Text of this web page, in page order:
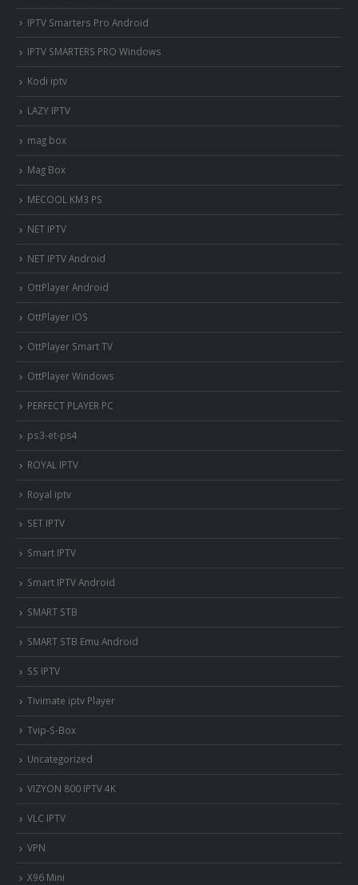
IPTV Smarters Pro Android
IPTV SMARTERS PRO Windows
Kodi iptv
LAZY IPTV
mag box
Mag Box
MECOOL KM3 PS
NET IPTV
NET IPTV Android
OttPlayer Android
OttPlayer iOS
OttPlayer Smart TV
OttPlayer Windows
PERFECT PLAYER PC
ps3-et-ps4
ROYAL IPTV
Royal iptv
SET IPTV
Smart IPTV
Smart IPTV Android
SMART STB
SMART STB Emu Android
SS IPTV
Tivimate iptv Player
Tvip-S-Box
Uncategorized
VIZYON 800 IPTV 4K
VLC IPTV
VPN
X96 Mini